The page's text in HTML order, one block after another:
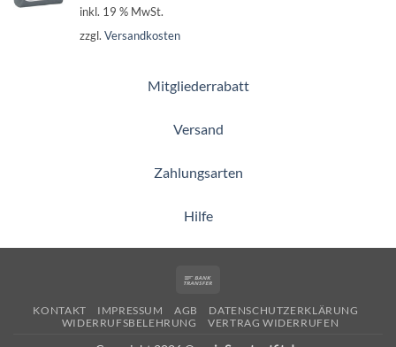
inkl. 19 % MwSt.
zzgl. Versandkosten
Mitgliederrabatt
Versand
Zahlungsarten
Hilfe
KONTAKT IMPRESSUM AGB
DATENSCHUTZERKLÄRUNG
WIDERRUFSBELEHRUNG
VERTRAG WIDERRUFEN